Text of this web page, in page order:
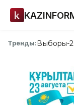
Тренды:Выборы-